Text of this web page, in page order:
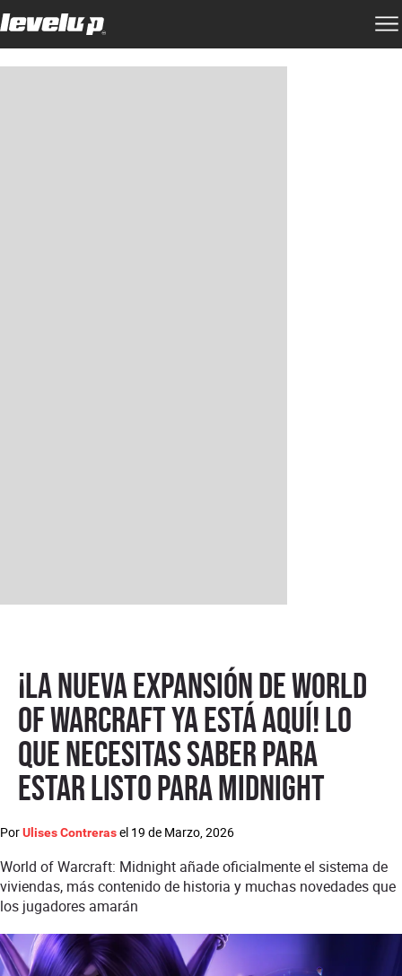
¡La nueva expansión de World
of Warcraft ya está aquí! Lo
que necesitas saber para
estar listo para Midnight
PorUlises Contrerasel 19 de Marzo, 2026
World of Warcraft: Midnight añade oficialmente el sistema de
viviendas, más contenido de historia y muchas novedades que
los jugadores amarán